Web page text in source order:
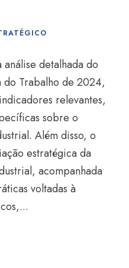
detalhada do
do Trabalho de 2024,
relevantes,
sobre o
Além disso, o
estratégica da
acompanhada
voltadas à